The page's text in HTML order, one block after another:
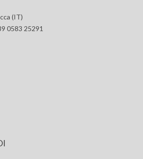
(IT)
0583 25291